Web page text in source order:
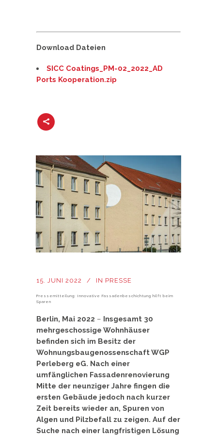
Download Dateien
SICC Coatings_PM-02_2022_AD
Ports Kooperation.zip
15. JUNI 2022 IN PRESSE
Pressemitteilung: Innovative Fassadenbeschichtung hilft beim
Sparen
Berlin, Mai 2022 – Insgesamt 30
mehrgeschossige Wohnhäuser
befinden sich im Besitz der
Wohnungsbaugenossenschaft WGP
Perleberg eG. Nach einer
umfänglichen Fassadenrenovierung
Mitte der neunziger Jahre fingen die
ersten Gebäude jedoch nach kurzer
Zeit bereits wieder an, Spuren von
Algen und Pilzbefall zu zeigen. Auf der
Suche nach einer langfristigen Lösung